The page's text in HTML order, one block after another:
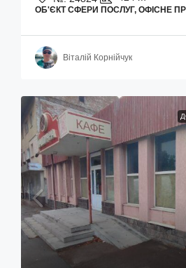
ОБ'ЄКТ СФЕРИ ПОСЛУГ, ОФІСНЕ
Віталій Корнійчук